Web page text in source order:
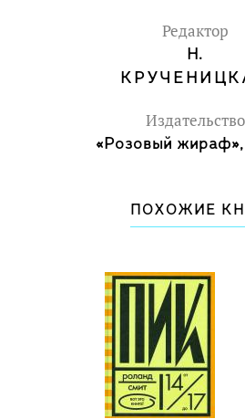
Редактор
Н.
Издательство
«Розовый
ПОХОЖИЕ